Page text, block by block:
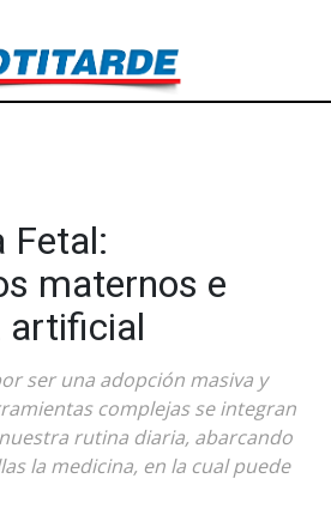
Fetal:
maternos e
artificial
ser una adopción masiva y
complejas se integran
rutina diaria, abarcando
la medicina, en la cual puede